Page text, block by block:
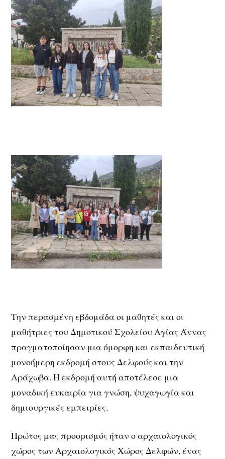
Την περασμένη εβδομάδα οι μαθητές και οι
μαθήτριες του Δημοτικού Σχολείου Αγίας Άννας
πραγματοποίησαν μια όμορφη και εκπαιδευτική
μονοήμερη εκδρομή στους Δελφούς και την
Αράχωβα. Η εκδρομή αυτή αποτέλεσε μια
μοναδική ευκαιρία για γνώση, ψυχαγωγία και
δημιουργικές εμπειρίες.
Πρώτος μας προορισμός ήταν ο αρχαιολογικός
χώρος τωνΑρχαιολογικός Χώρος Δελφών, ένας